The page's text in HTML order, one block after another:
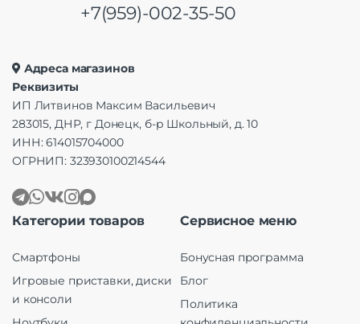
+7(959)-002-35-50
Адреса магазинов
Реквизиты
ИП Литвинов Максим Васильевич
283015, ДНР, г Донецк, б-р Школьный, д. 10
ИНН: 614015704000
ОГРНИП: 323930100214544
Категории товаров
Смартфоны
Игровые приставки, диски
и консоли
Сервисное меню
Бонусная программа
Блог
Политика